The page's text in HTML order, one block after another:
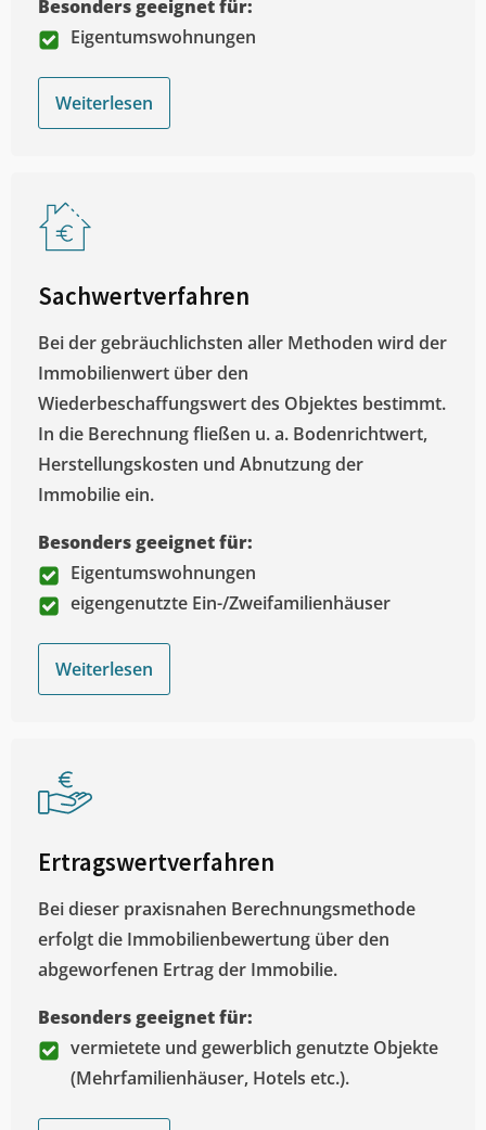
Besonders geeignet für:
Eigentumswohnungen
Weiterlesen
Sachwertverfahren
Bei der gebräuchlichsten aller Methoden wird der
Immobilienwert über den
Wiederbeschaffungswert des Objektes bestimmt.
In die Berechnung fließen u. a. Bodenrichtwert,
Herstellungskosten und Abnutzung der
Immobilie ein.
Besonders geeignet für:
Eigentumswohnungen
eigengenutzte Ein-/Zweifamilienhäuser
Weiterlesen
Ertragswertverfahren
Bei dieser praxisnahen Berechnungsmethode
erfolgt die Immobilienbewertung über den
abgeworfenen Ertrag der Immobilie.
Besonders geeignet für:
vermietete und gewerblich genutzte Objekte
(Mehrfamilienhäuser, Hotels etc.).